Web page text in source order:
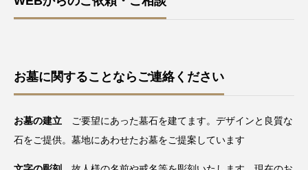
お墓に関することならご連絡ください
お墓の建立 ご要望にあった墓石を建てます。デザインと良質な
石をご提供。墓地にあわせたお墓をご提案しています